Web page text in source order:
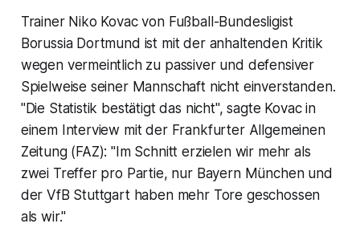
Trainer Niko Kovac von Fußball-Bundesligist
Borussia Dortmund ist mit der anhaltenden Kritik
wegen vermeintlich zu passiver und defensiver
Spielweise seiner Mannschaft nicht einverstanden.
"Die Statistik bestätigt das nicht", sagte Kovac in
einem Interview mit der Frankfurter Allgemeinen
Zeitung (FAZ): "Im Schnitt erzielen wir mehr als
zwei Treffer pro Partie, nur Bayern München und
der VfB Stuttgart haben mehr Tore geschossen
als wir."